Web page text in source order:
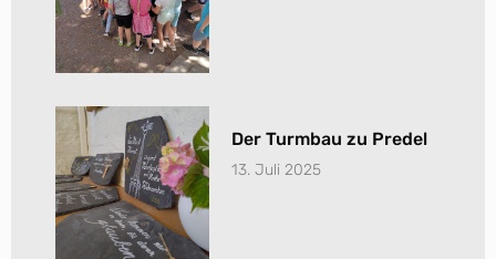
Der Turmbau zu Predel
13. Juli 2025